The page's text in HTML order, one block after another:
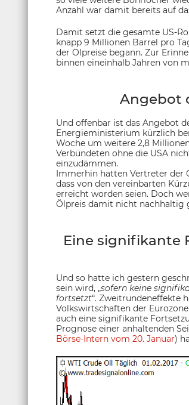
Anzahl war damit bereits auf
Damit setzt die gesamte US-
knapp 9 Millionen Barrel pro
der Ölpreise begann. Zur
binnen eineinhalb Jahren von
Angebot
Und offenbar ist das Angebot
Energieministerium kürzlich
Woche um weitere 2,8
Verbündeten ohne die USA
einzudämmen.
Immerhin hatten Vertreter der
dass von den vereinbarten
erreicht worden seien. Doch
Ölpreis damit nicht nachhaltig
Eine signifikante
Und so hatte ich gestern
sein wird, „sofern keine
fortsetzt“. Zweitrundeneffekte
Volkswirtschaften der
auch eine signifikante
Prognose einer anhaltenden
Börse-Intern vom 20. Januar)